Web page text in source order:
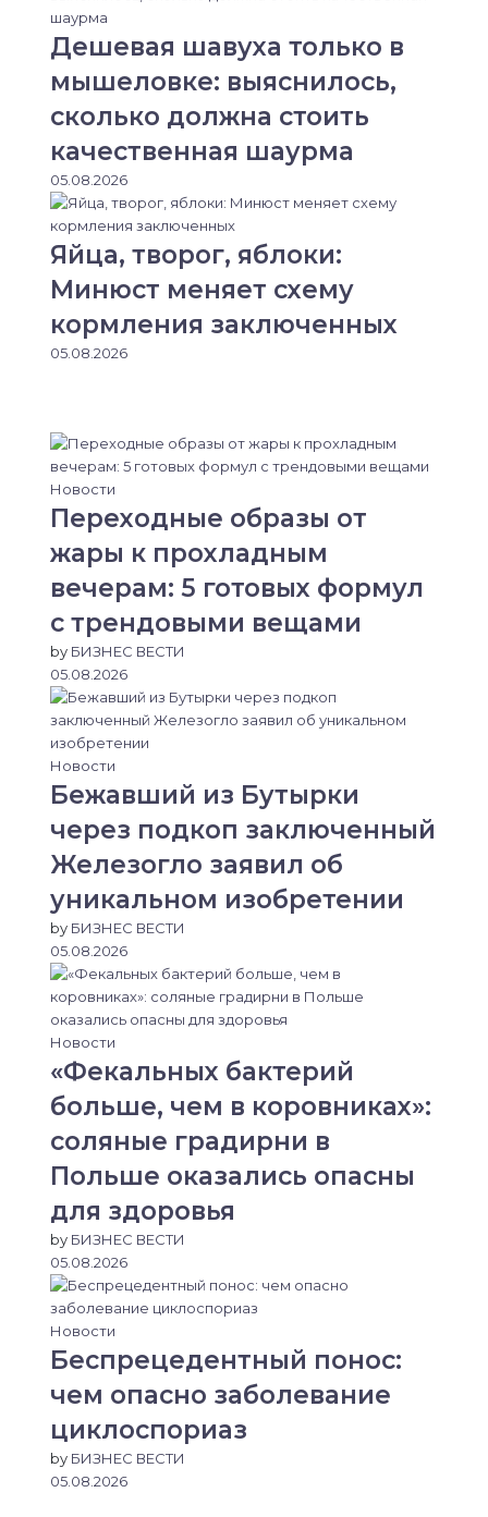
Дешевая шавуха только в
мышеловке: выяснилось,
сколько должна стоить
качественная шаурма
05.08.2026
Яйца, творог, яблоки:
Минюст меняет схему
кормления заключенных
05.08.2026
Новости
Переходные образы от
жары к прохладным
вечерам: 5 готовых формул
с трендовыми вещами
by БИЗНЕС ВЕСТИ
05.08.2026
Новости
Бежавший из Бутырки
через подкоп заключенный
Железогло заявил об
уникальном изобретении
by БИЗНЕС ВЕСТИ
05.08.2026
Новости
«Фекальных бактерий
больше, чем в коровниках»:
соляные градирни в
Польше оказались опасны
для здоровья
by БИЗНЕС ВЕСТИ
05.08.2026
Новости
Беспрецедентный понос:
чем опасно заболевание
циклоспориаз
by БИЗНЕС ВЕСТИ
05.08.2026